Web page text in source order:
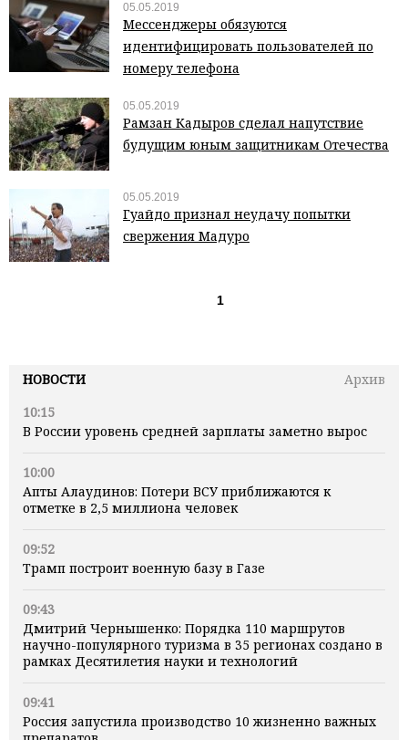
НОВОСТИ
Архив
10:15
В России уровень средней зарплаты заметно вырос
10:00
Апты Алаудинов: Потери ВСУ приближаются к
отметке в 2,5 миллиона человек
09:52
Трамп построит военную базу в Газе
09:43
Дмитрий Чернышенко: Порядка 110 маршрутов
научно-популярного туризма в 35 регионах создано в
рамках Десятилетия науки и технологий
09:41
Россия запустила производство 10 жизненно важных
05.05.2019
Мессенджеры обязуются
идентифицировать пользователей по
номеру телефона
05.05.2019
Рамзан Кадыров сделал напутствие
будущим юным защитникам Отечества
05.05.2019
Гуайдо признал неудачу попытки
свержения Мадуро
1